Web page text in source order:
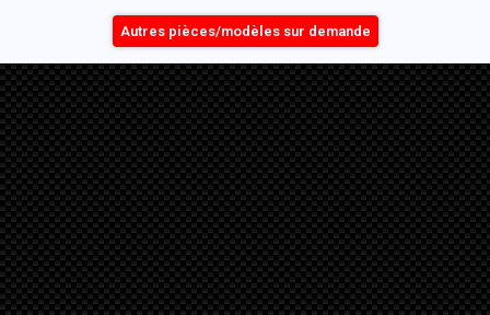
Autres pièces/modèles sur demande